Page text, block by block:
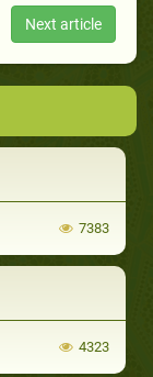
Next article
7383
4323